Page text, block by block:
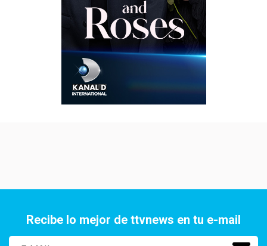
Recibe lo mejor de ttvnews en tu e-mail